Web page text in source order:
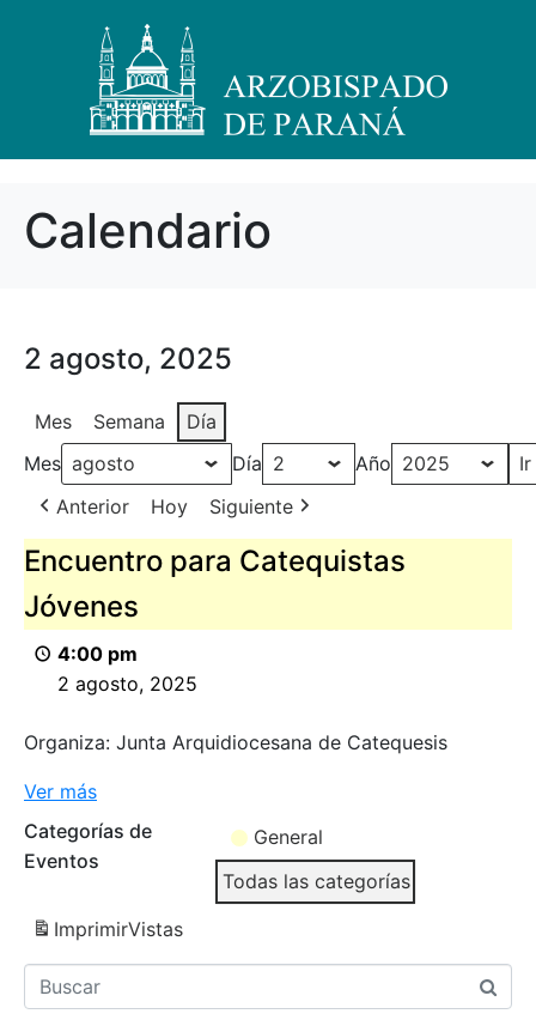
Calendario
2 agosto, 2025
Mes Semana
Día
Mes
Día
Año
Anterior
Hoy Siguiente
Encuentro para Catequistas
Jóvenes
4:00 pm
2 agosto, 2025
Organiza: Junta Arquidiocesana de Catequesis
Ver más
Categorías de
Eventos
General
Todas las categorías
ImprimirVistas